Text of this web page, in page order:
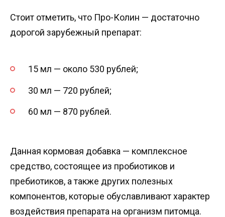
Стоит отметить, что Про-Колин — достаточно
дорогой зарубежный препарат:
15 мл — около 530 рублей;
30 мл — 720 рублей;
60 мл — 870 рублей.
Данная кормовая добавка — комплексное
средство, состоящее из пробиотиков и
пребиотиков, а также других полезных
компонентов, которые обуславливают характер
воздействия препарата на организм питомца.